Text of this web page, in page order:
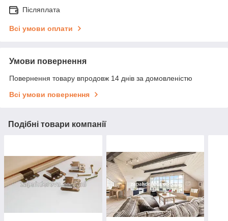
Післяплата
Всі умови оплати
Умови повернення
Повернення товару впродовж 14 днів за домовленістю
Всі умови повернення
Подібні товари компанії